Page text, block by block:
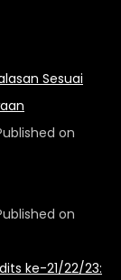
Sesuai
on
on
ke-21/22/23: